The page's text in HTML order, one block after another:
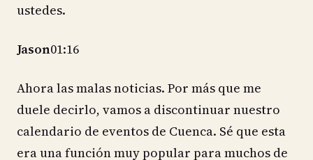
ustedes.
Jason01:16
Ahora las malas noticias. Por más que me
duele decirlo, vamos a discontinuar nuestro
calendario de eventos de Cuenca. Sé que esta
era una función muy popular para muchos de